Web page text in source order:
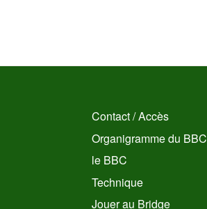
Contact / Accès
Organigramme du BBC
le BBC
Technique
Jouer au Bridge